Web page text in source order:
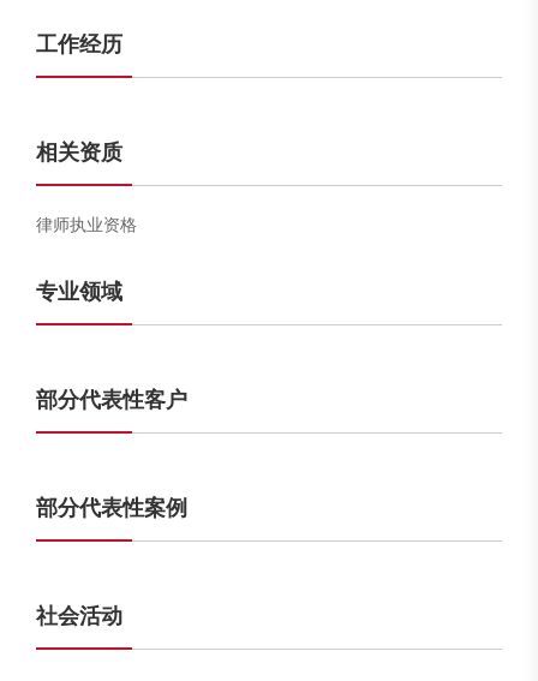
工作经历
相关资质
律师执业资格
专业领域
部分代表性客户
部分代表性案例
社会活动